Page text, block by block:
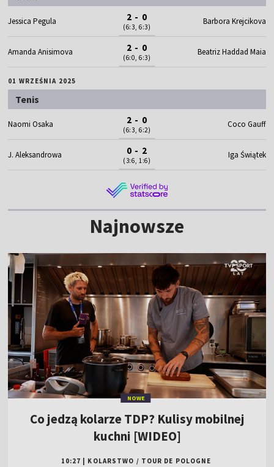
Jessica Pegula 2 - 0
(6:3, 6:3)
Barbora Krejcikova
Amanda Anisimova 2 - 0
(6:0, 6:3)
Beatriz Haddad Maia
01 WRZEŚNIA 2025
Tenis
Naomi Osaka 2 - 0
(6:3, 6:2)
Coco Gauff
J. Aleksandrowa 0 - 2
(3:6, 1:6)
Iga Świątek
Najnowsze
NOWE
Co jedzą kolarze TDP? Kulisy mobilnej
kuchni [WIDEO]
10:27 KOLARSTWO / TOUR DE POLOGNE